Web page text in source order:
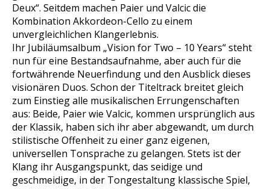
Deux“. Seitdem machen Paier und Valcic die
Kombination Akkordeon-Cello zu einem
unvergleichlichen Klangerlebnis.
Ihr Jubiläumsalbum „Vision for Two – 10 Years“ steht
nun für eine Bestandsaufnahme, aber auch für die
fortwährende Neuerfindung und den Ausblick dieses
visionären Duos. Schon der Titeltrack breitet gleich
zum Einstieg alle musikalischen Errungenschaften
aus: Beide, Paier wie Valcic, kommen ursprünglich aus
der Klassik, haben sich ihr aber abgewandt, um durch
stilistische Offenheit zu einer ganz eigenen,
universellen Tonsprache zu gelangen. Stets ist der
Klang ihr Ausgangspunkt, das seidige und
geschmeidige, in der Tongestaltung klassische Spiel,